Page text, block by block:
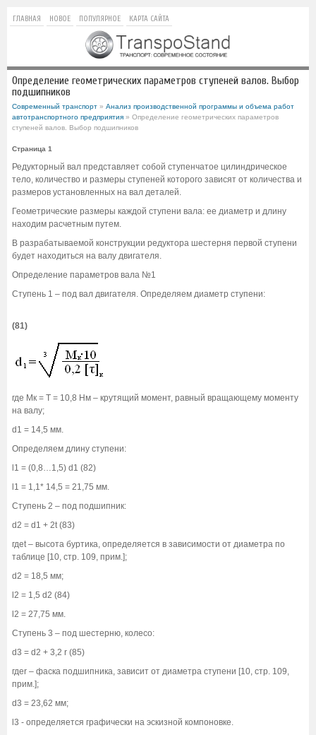
ГЛАВНАЯ НОВОЕ ПОПУЛЯРНОЕ КАРТА САЙТА
Определение геометрических параметров ступеней валов. Выбор
подшипников
Современный транспорт » Анализ производственной программы и объема работ
автотранспортного предприятия » Определение геометрических параметров
ступеней валов. Выбор подшипников
Страница 1
Редукторный вал представляет собой ступенчатое цилиндрическое
тело, количество и размеры ступеней которого зависят от количества и
размеров установленных на вал деталей.
Геометрические размеры каждой ступени вала: ее диаметр и длину
находим расчетным путем.
В разрабатываемой конструкции редуктора шестерня первой ступени
будет находиться на валу двигателя.
Определение параметров вала №1
Ступень 1 – под вал двигателя. Определяем диаметр ступени:
(81)
где Мк = Т = 10,8 Нм – крутящий момент, равный вращающему моменту
на валу;
d1 = 14,5 мм.
Определяем длину ступени:
l1 = (0,8…1,5) d1 (82)
l1 = 1,1* 14,5 = 21,75 мм.
Ступень 2 – под подшипник:
d2 = d1 + 2t (83)
гдеt – высота буртика, определяется в зависимости от диаметра по
таблице [10, стр. 109, прим.];
d2 = 18,5 мм;
l2 = 1,5 d2 (84)
l2 = 27,75 мм.
Ступень 3 – под шестерню, колесо:
d3 = d2 + 3,2 r (85)
гдеr – фаска подшипника, зависит от диаметра ступени [10, стр. 109,
прим.];
d3 = 23,62 мм;
l3 - определяется графически на эскизной компоновке.